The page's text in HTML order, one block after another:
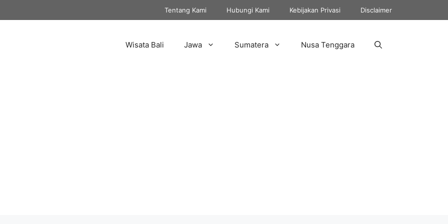
Tentang Kami Hubungi Kami Kebijakan Privasi Disclaimer
Wisata Bali Jawa Sumatera Nusa Tenggara